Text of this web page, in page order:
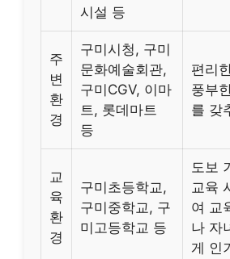
시설 등
주
변
환
경
구미시청, 구미
문화예술회관,
구미CGV, 이마
트, 롯데마트
등
편리
풍부
를 갖
교
육
환
경
구미초등학교,
구미중학교, 구
미고등학교 등
도보
교육
여 교
나 자
게 인